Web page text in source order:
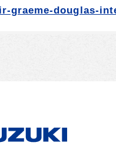
graeme-douglas-